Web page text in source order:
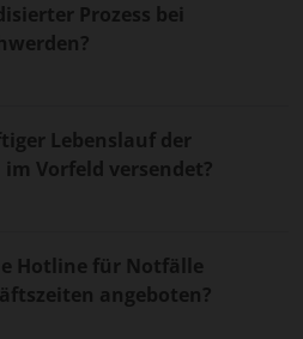
Prozess bei
Lebenslauf der
Vorfeld versendet?
Hotline für Notfälle
angeboten?